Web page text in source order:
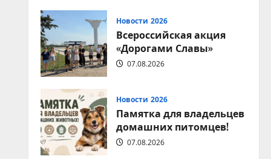
Новости 2026
Всероссийская акция
«Дорогами Славы»
07.08.2026
Новости 2026
Памятка для владельцев
домашних питомцев!
07.08.2026